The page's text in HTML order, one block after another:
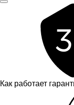
Как работает